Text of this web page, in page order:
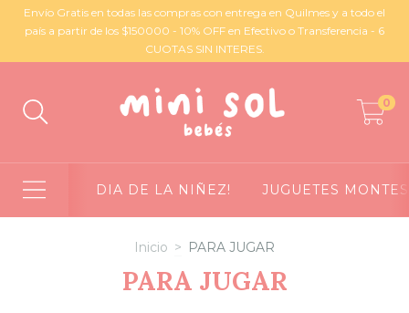
Envío Gratis en todas las compras con entrega en Quilmes y a todo el
país a partir de los $150000 - 10% OFF en Efectivo o Transferencia - 6
CUOTAS SIN INTERES.
0
DIA DE LA NIÑEZ! JUGUETES
Inicio > PARA JUGAR
PARA JUGAR